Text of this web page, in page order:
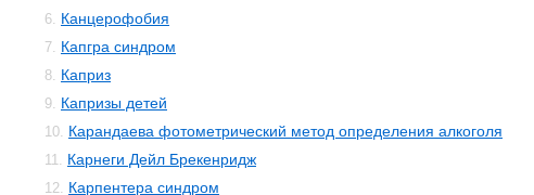
6. Канцерофобия
7. Капгра синдром
8. Каприз
9. Капризы детей
10. Карандаева фотометрический метод определения алкоголя
11. Карнеги Дейл Брекенридж
12. Карпентера синдром